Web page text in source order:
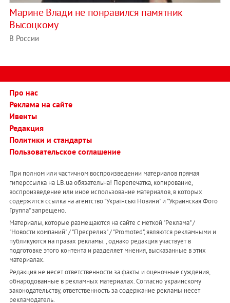
Марине Влади не понравился памятник
Высоцкому
В России
Про нас
Реклама на сайте
Ивенты
Редакция
Политики и стандарты
Пользовательское соглашение
При полном или частичном воспроизведении материалов прямая
гиперссылка на LB.ua обязательна! Перепечатка, копирование,
воспроизведение или иное использование материалов, в которых
содержится ссылка на агентство "Українськi Новини" и "Украинская Фото
Группа" запрещено.
Материалы, которые размещаются на сайте с меткой "Реклама" /
"Новости компаний" / "Пресрелиз" / "Promoted", являются рекламными и
публикуются на правах рекламы. , однако редакция участвует в
подготовке этого контента и разделяет мнения, высказанные в этих
материалах.
Редакция не несет ответственности за факты и оценочные суждения,
обнародованные в рекламных материалах. Согласно украинскому
законодательству, ответственность за содержание рекламы несет
рекламодатель.